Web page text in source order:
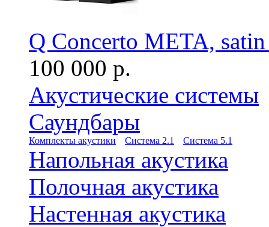
Q Concerto META,
100 000 р.
Акустические системы
Саундбары
Комплекты акустики Система 2.1 Система 5.1
Напольная акустика
Полочная акустика
Настенная акустика